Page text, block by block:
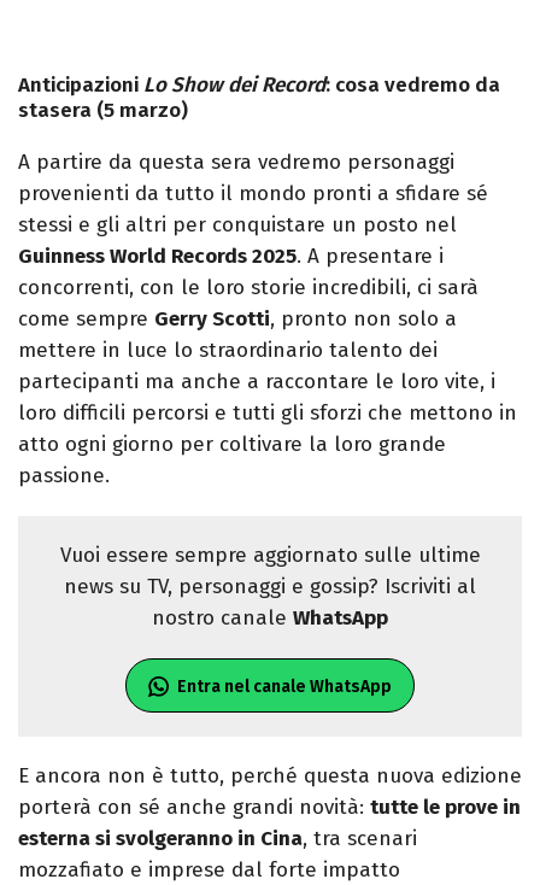
Anticipazioni Lo Show dei Record: cosa vedremo da
stasera (5 marzo)
A partire da questa sera vedremo personaggi
provenienti da tutto il mondo pronti a sfidare sé
stessi e gli altri per conquistare un posto nel
Guinness World Records 2025. A presentare i
concorrenti, con le loro storie incredibili, ci sarà
come sempre Gerry Scotti, pronto non solo a
mettere in luce lo straordinario talento dei
partecipanti ma anche a raccontare le loro vite, i
loro difficili percorsi e tutti gli sforzi che mettono in
atto ogni giorno per coltivare la loro grande
passione.
Vuoi essere sempre aggiornato sulle ultime
news su TV, personaggi e gossip? Iscriviti al
nostro canale WhatsApp
Entra nel canale WhatsApp
E ancora non è tutto, perché questa nuova edizione
porterà con sé anche grandi novità: tutte le prove in
esterna si svolgeranno in Cina, tra scenari
mozzafiato e imprese dal forte impatto